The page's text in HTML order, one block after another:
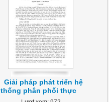
Giải pháp phát triển hệ
thống phân phối thực